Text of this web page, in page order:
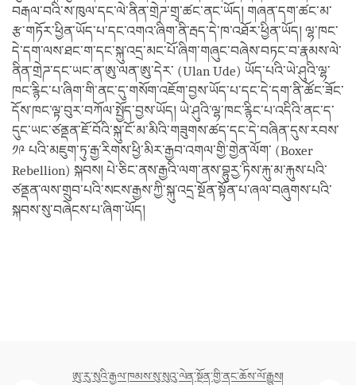
བརྒལ་བའི་ས་ཁུལ་དང་ལེ་ནིན་གྲེཌ་གྲྭ་ཚང་ནང་ཡོད། གཞན་དག་ཚང་མ་
རྩ་གཏོར་ཕྱིན་ཡོད་པ་དང་འགའ་ཞིག་ནི་རྦད་དེ་ཁ་འཐོར་ཕྱིན་ཡོད། ལྷ་ཁང་
དེ་དག་ལས་ཐང་ག་དང་སྐུ་འདྲ་མང་པོ་ཞིག་གཞུང་བཞེས་བཏང་བ་རྣམས་ལེ་
ནིན་གྲེཌ་དང་ཡང་ན་ཨུ་ལན་ཨུ་དེར་ (Ulan Ude) ཡོད་པའི་ཡེ་ཤུའི་ལྷ་
ཁང་རྙིང་པ་ཞིག་གི་ནང་དུ་གསོག་འཇོག་བྱས་ཡོད་པ་དང་དེ་དག་ནི་ཚོང་ཟོང་
དོས་ཁང་ལྟ་བུར་བཀོལ་སྤྱོད་བྱས་ཡོད། ཡེ་ཤུའི་ལྷ་ཁང་རྙིང་པ་འདིའི་ནང་ད་
དུང་ཡང་ཙནྡན་ཇོ་བོའི་སྐུ་ངོ་མ་མིའི་གཟུགས་ཚད་དང་དེ་བཞིན་དུས་རབས་
༡༩ པའི་མཇུག་ཏུ་རྒྱ་རིགས་ཕྱི་མིར་རྒྱབ་འགལ་གྱི་གྱེན་ལོག་ (Boxer
Rebellion) སྐབས། པེ་ཅིང་ནས་རྒྱའི་ལག་ནས་བྷུརྱ་ཏིས་རྐུ་མ་རྐུས་པའི་
ཙནྡན་ལས་གྲུབ་པའི་སངས་རྒྱས་ཀྱི་སྐུ་འདྲ་སྔོན་སྟོན་པ་ཞལ་བཞུགས་པའི་
སྐབས་སུ་བཞེངས་པ་ཞིག་ཡོད།
ཨུ་རུ་སུའི་རྒྱལ་ཁམས་སུ་སུའུ་ལེན་སྔོན་གྱི་ནང་ཆོས་ལོ་རྒྱུས།